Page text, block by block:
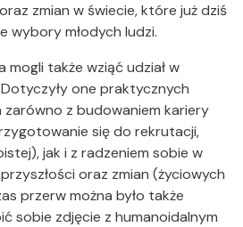
zmian w świecie, które już dziś
wybory młodych ludzi.
także wziąć udział w
one praktycznych
zarówno z budowaniem kariery
się do rekrutacji,
jak i z radzeniem sobie w
oraz zmian (życiowych
przerw można było także
sobie zdjęcie z humanoidalnym